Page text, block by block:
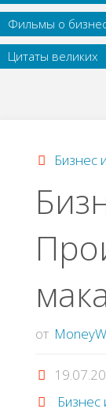
Фильмы о
Цитаты великих
Бизнес
от
Бизнес